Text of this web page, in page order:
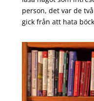
person, det var de
gick från att hata